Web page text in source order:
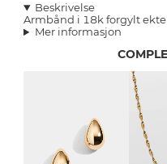
Beskrivelse
Armbånd i 18k forgylt
Mer informasjon